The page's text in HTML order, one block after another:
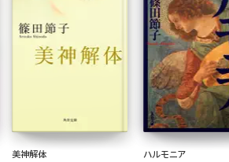
美神解体 ハルモニア